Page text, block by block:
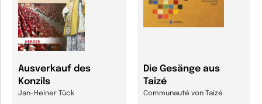
Ausverkauf des
Konzils
Jan-Heiner Tück
Die Gesänge aus
Taizé
Communauté von Taizé